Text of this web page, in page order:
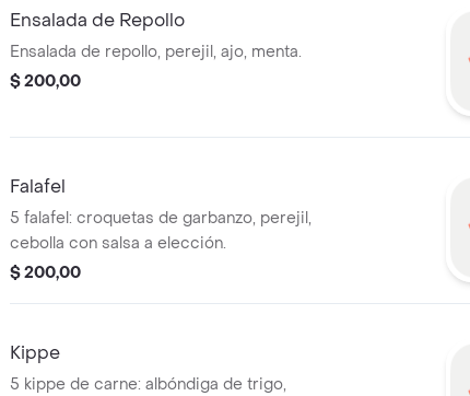
rústicas, mix de salsas: hummus,
babaganoush, salsa de morrón, miel, salsa
agridulce de yogurt, ajo, 2 postres a
elección.
Ensalada de Repollo
Ensalada de repollo, perejil, ajo, menta.
$ 200,00
Falafel
5 falafel: croquetas de garbanzo, perejil,
cebolla con salsa a elección.
$ 200,00
Kippe
5 kippe de carne: albóndiga de trigo,